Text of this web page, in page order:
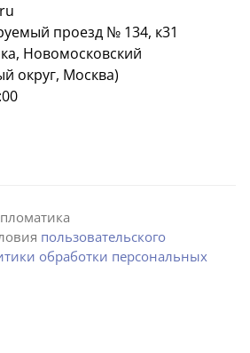
проезд № 134, к31
Новомосковский
округ, Москва)
пользовательского
обработки персональных